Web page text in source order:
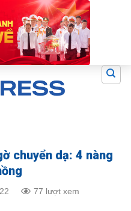
chuyển dạ: 4 nàng
77 lượt xem